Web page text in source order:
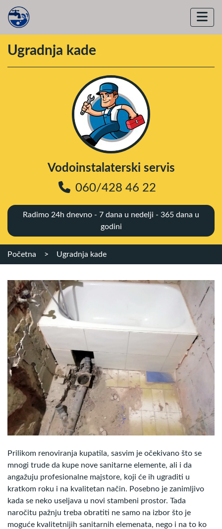
Ugradnja kade
Vodoinstalaterski servis
060/428 46 22
Radimo 24h dnevno - 7 dana u nedelji - 365 dana u
godini
Početna > Ugradnja kade
Prilikom renoviranja kupatila, sasvim je očekivano što se
mnogi trude da kupe nove sanitarne elemente, ali i da
angažuju profesionalne majstore, koji će ih ugraditi u
kratkom roku i na kvalitetan način. Posebno je zanimljivo
kada se neko useljava u novi stambeni prostor. Tada
naročitu pažnju treba obratiti ne samo na izbor što je
moguće kvalitetnijih sanitarnih elemenata, nego i na to ko